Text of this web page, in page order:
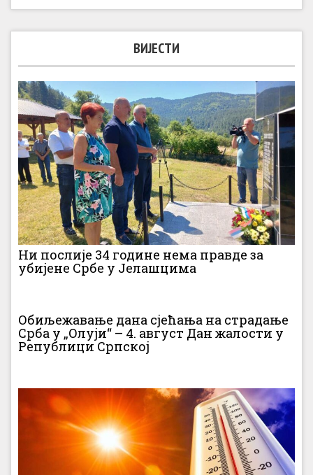
ВИЈЕСТИ
Ни послије 34 године нема правде за
убијене Србе у Јелашцима
Обиљежавање дана сјећања на страдање
Срба у „Олуји“ – 4. август Дан жалости у
Републици Српској